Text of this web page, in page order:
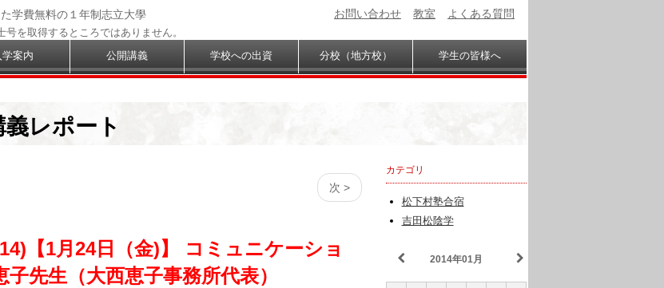
学費無料の１年制志立大學
を取得するところではありません。
お問い合わせ 教室 よくある質問
学案内 公開講義 学校への出資 分校（地方校） 学生の皆様へ
レポート
次 >
【1月24日（金)】 コミュニケーショ
子先生（大西恵子事務所代表）
カテゴリ
松下村塾合宿
吉田松陰学
2014年01月